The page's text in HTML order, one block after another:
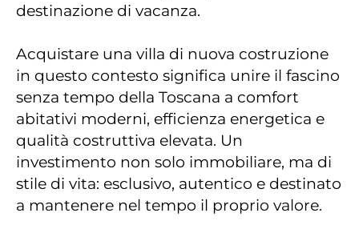
destinazione di vacanza.
Acquistare una villa di nuova costruzione
in questo contesto significa unire il fascino
senza tempo della Toscana a comfort
abitativi moderni, efficienza energetica e
qualità costruttiva elevata. Un
investimento non solo immobiliare, ma di
stile di vita: esclusivo, autentico e destinato
a mantenere nel tempo il proprio valore.